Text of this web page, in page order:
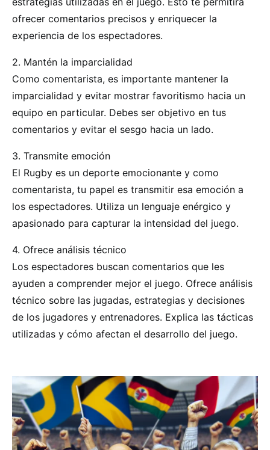
ofrecer comentarios precisos y enriquecer la
experiencia de los espectadores.
2. Mantén la imparcialidad
Como comentarista, es importante mantener la
imparcialidad y evitar mostrar favoritismo hacia un
equipo en particular. Debes ser objetivo en tus
comentarios y evitar el sesgo hacia un lado.
3. Transmite emoción
El Rugby es un deporte emocionante y como
comentarista, tu papel es transmitir esa emoción a
los espectadores. Utiliza un lenguaje enérgico y
apasionado para capturar la intensidad del juego.
4. Ofrece análisis técnico
Los espectadores buscan comentarios que les
ayuden a comprender mejor el juego. Ofrece análisis
técnico sobre las jugadas, estrategias y decisiones
de los jugadores y entrenadores. Explica las tácticas
utilizadas y cómo afectan el desarrollo del juego.